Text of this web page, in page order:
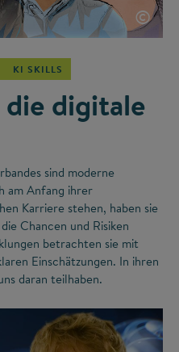
©
KI SKILLS
digitale
sind moderne
am Anfang ihrer
Karriere stehen, haben sie
Chancen und Risiken
betrachten sie mit
Einschätzungen. In ihren
daran teilhaben.